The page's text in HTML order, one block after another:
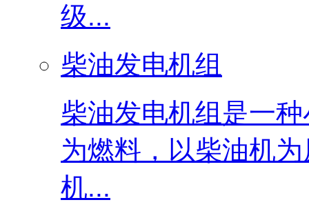
级...
柴油发电机组
柴油发电机组是一
为燃料，以柴油机
机...